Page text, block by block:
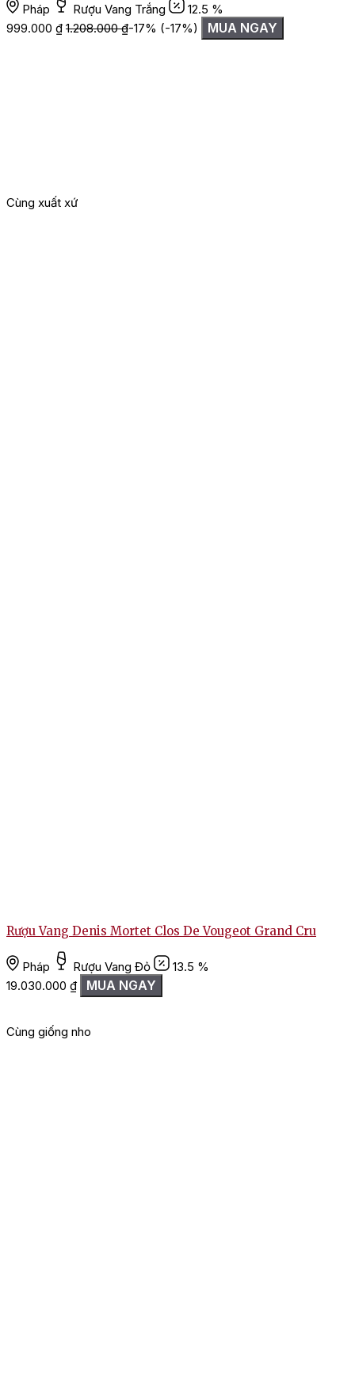
Pháp Rượu Vang Trắng
12.5 %
999.000 ₫ 1.208.000₫-17% (-17%) MUA NGAY
Cùng xuất xứ
Rượu Vang Denis Mortet Clos De Vougeot Grand Cru
Pháp Rượu Vang Đỏ
13.5 %
19.030.000 ₫ MUA NGAY
Cùng giống nho